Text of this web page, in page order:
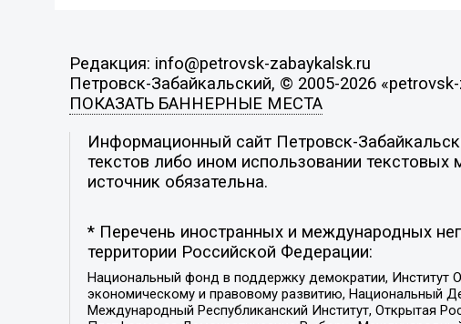
Редакция: info@petrovsk-zabaykalsk.ru
Петровск-Забайкальский, © 2005-2026
ПОКАЗАТЬ БАННЕРНЫЕ МЕСТА
Информационный сайт Петровск-
текстов либо ином использовании текстовых
источник обязательна.
* Перечень иностранных и международных
территории Российской Федерации:
Национальный фонд в поддержку демократии,
экономическому и правовому развитию, Национальный
Международный Республиканский Институт, Открытая